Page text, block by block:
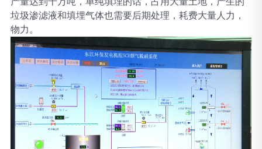
垃圾渗滤液和填埋气体也需要后期处理，耗费大量人力，
物力。